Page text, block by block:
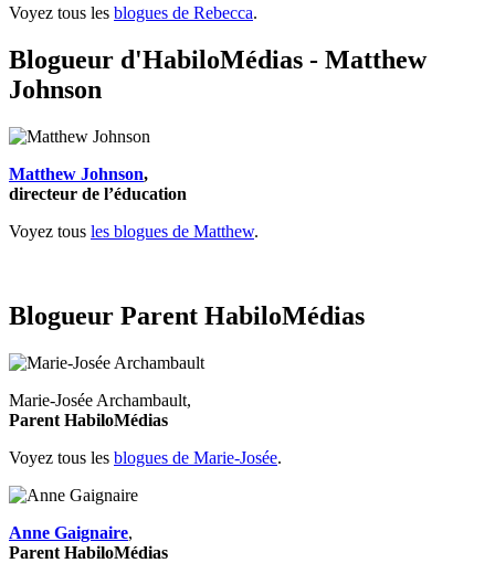
Voyez tous les blogues de Rebecca.
Blogueur d'HabiloMédias - Matthew
Johnson
Matthew Johnson,
directeur de l’éducation
Voyez tous les blogues de Matthew.
Blogueur Parent HabiloMédias
Marie-Josée Archambault,
Parent HabiloMédias
Voyez tous les blogues de Marie-Josée.
Anne Gaignaire,
Parent HabiloMédias